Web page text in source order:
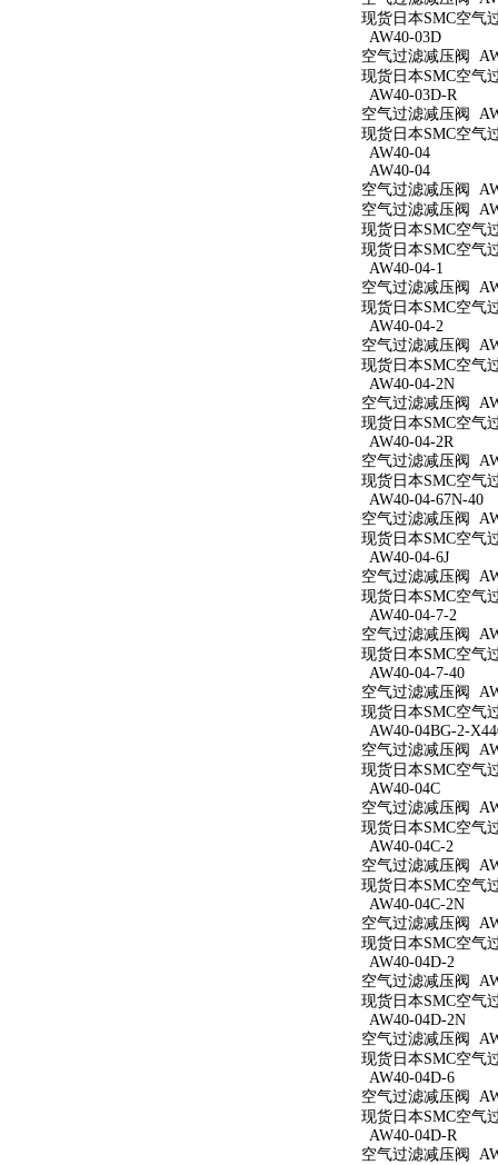
现货日本SMC空气
AW40-03D
空气过滤减压阀
现货日本SMC空气
AW40-03D-R
空气过滤减压阀
现货日本SMC空气
AW40-04
AW40-04
空气过滤减压阀
空气过滤减压阀
现货日本SMC空气
现货日本SMC空气
AW40-04-1
空气过滤减压阀
现货日本SMC空气
AW40-04-2
空气过滤减压阀
现货日本SMC空气
AW40-04-2N
空气过滤减压阀
现货日本SMC空气
AW40-04-2R
空气过滤减压阀
现货日本SMC空气
AW40-04-67N-40
空气过滤减压阀
现货日本SMC空气
AW40-04-6J
空气过滤减压阀
现货日本SMC空气
AW40-04-7-2
空气过滤减压阀
现货日本SMC空气
AW40-04-7-40
空气过滤减压阀
现货日本SMC空气
AW40-04BG-2-
空气过滤减压阀
现货日本SMC空气
AW40-04C
空气过滤减压阀
现货日本SMC空气
AW40-04C-2
空气过滤减压阀
现货日本SMC空气
AW40-04C-2N
空气过滤减压阀
现货日本SMC空气
AW40-04D-2
空气过滤减压阀
现货日本SMC空气
AW40-04D-2N
空气过滤减压阀
现货日本SMC空气
AW40-04D-6
空气过滤减压阀
现货日本SMC空气
AW40-04D-R
空气过滤减压阀